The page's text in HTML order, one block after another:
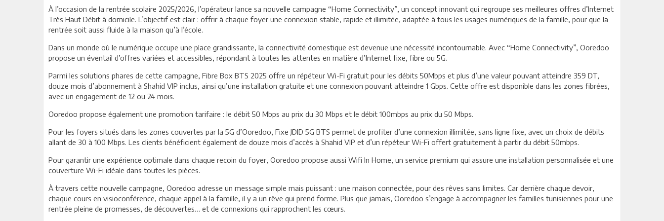
À l’occasion de la rentrée scolaire 2025/2026, l’opérateur lance sa nouvelle campagne “Home Connectivity”, un concept innovant qui regroupe ses meilleures offres d’Internet
Très Haut Débit à domicile. L’objectif est clair : offrir à chaque foyer une connexion stable, rapide et illimitée, adaptée à tous les usages numériques de la famille, pour que la
rentrée soit aussi fluide à la maison qu’à l’école.
Dans un monde où le numérique occupe une place grandissante, la connectivité domestique est devenue une nécessité incontournable. Avec “Home Connectivity”, Ooredoo
propose un éventail d’offres variées et accessibles, répondant à toutes les attentes en matière d’Internet fixe, fibre ou 5G.
Parmi les solutions phares de cette campagne, Fibre Box BTS 2025 offre un répéteur Wi-Fi gratuit pour les débits 50Mbps et plus d’une valeur pouvant atteindre 359 DT,
douze mois d’abonnement à Shahid VIP inclus, ainsi qu’une installation gratuite et une connexion pouvant atteindre 1 Gbps. Cette offre est disponible dans les zones fibrées,
avec un engagement de 12 ou 24 mois.
Ooredoo propose également une promotion tarifaire : le débit 50 Mbps au prix du 30 Mbps et le débit 100mbps au prix du 50 Mbps.
Pour les foyers situés dans les zones couvertes par la 5G d’Ooredoo, Fixe JDID 5G BTS permet de profiter d’une connexion illimitée, sans ligne fixe, avec un choix de débits
allant de 30 à 100 Mbps. Les clients bénéficient également de douze mois d’accès à Shahid VIP et d’un répéteur Wi-Fi offert gratuitement à partir du débit 50mbps.
Pour garantir une expérience optimale dans chaque recoin du foyer, Ooredoo propose aussi Wifi In Home, un service premium qui assure une installation personnalisée et une
couverture Wi-Fi idéale dans toutes les pièces.
À travers cette nouvelle campagne, Ooredoo adresse un message simple mais puissant : une maison connectée, pour des rêves sans limites. Car derrière chaque devoir,
chaque cours en visioconférence, chaque appel à la famille, il y a un rêve qui prend forme. Plus que jamais, Ooredoo s’engage à accompagner les familles tunisiennes pour une
rentrée pleine de promesses, de découvertes… et de connexions qui rapprochent les cœurs.